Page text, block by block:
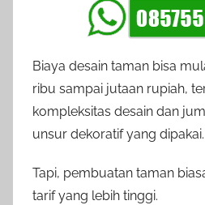
Biaya desain taman bisa
ribu sampai jutaan rupiah,
kompleksitas desain dan
unsur dekoratif yang dipakai.
Tapi, pembuatan taman
tarif yang lebih tinggi.